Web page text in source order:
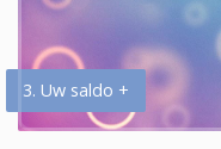
3. Uw saldo +